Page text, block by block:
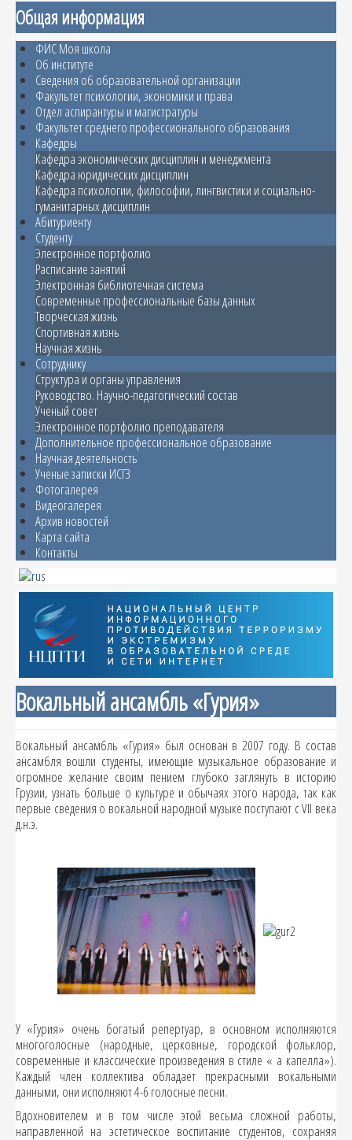
Общая информация
ФИС Моя школа
Об институте
Сведения об образовательной организации
Факультет психологии, экономики и права
Отдел аспирантуры и магистратуры
Факультет среднего профессионального образования
Кафедры
Кафедра экономических дисциплин и менеджмента
Кафедра юридических дисциплин
Кафедра психологии, философии, лингвистики и социально-
гуманитарных дисциплин
Абитуриенту
Студенту
Электронное портфолио
Расписание занятий
Электронная библиотечная система
Современные профессиональные базы данных
Творческая жизнь
Спортивная жизнь
Научная жизнь
Сотруднику
Структура и органы управления
Руководство. Научно-педагогический состав
Ученый совет
Электронное портфолио преподавателя
Дополнительное профессиональное образование
Научная деятельность
Ученые записки ИСГЗ
Фотогалерея
Видеогалерея
Архив новостей
Карта сайта
Контакты
Вокальный ансамбль «Гурия»
Вокальный ансамбль «Гурия» был основан в 2007 году. В состав
ансамбля вошли студенты, имеющие музыкальное образование и
огромное желание своим пением глубоко заглянуть в историю
Грузии, узнать больше о культуре и обычаях этого народа, так как
первые сведения о вокальной народной музыке поступают с VII века
д.н.э.
У «Гурия» очень богатый репертуар, в основном исполняются
многоголосные (народные, церковные, городской фольклор,
современные и классические произведения в стиле « а капелла»).
Каждый член коллектива обладает прекрасными вокальными
данными, они исполняют 4-6 голосные песни.
Вдохновителем и в том числе этой весьма сложной работы,
направленной на эстетическое воспитание студентов, сохраняя